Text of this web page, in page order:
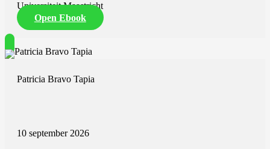
Universiteit Maastricht
Open Ebook
Patricia Bravo Tapia
10 september 2026